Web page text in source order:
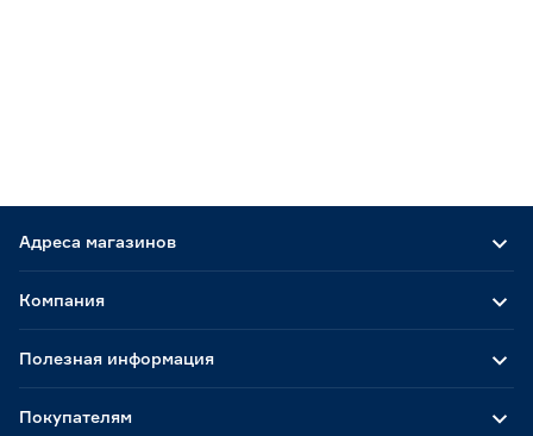
Адреса магазинов
Компания
Полезная информация
Покупателям